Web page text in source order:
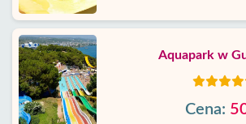
Aquapark w
Cena: